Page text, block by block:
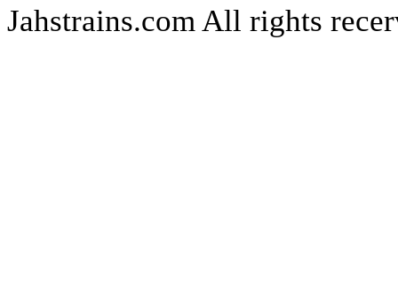
Jahstrains.comAll rights